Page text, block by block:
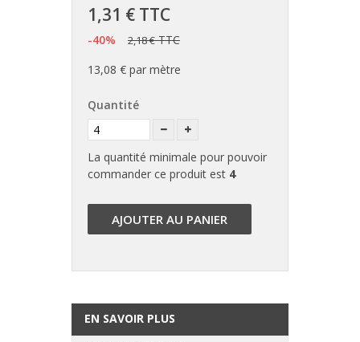
1,31 € TTC
-40% 2,18 €TTC
13,08 € par mètre
Quantité
La quantité minimale pour pouvoir
commander ce produit est 4
AJOUTER AU PANIER
EN SAVOIR PLUS